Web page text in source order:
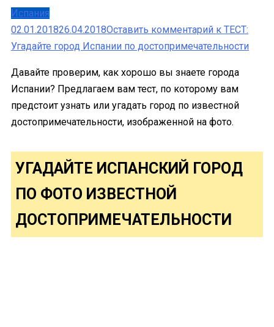
Испания
02.01.201826.04.2018Оставить комментарий к ТЕСТ:
Угадайте город Испании по достопримечательности
Давайте проверим, как хорошо вы знаете города
Испании? Предлагаем вам тест, по которому вам
предстоит узнать или угадать город по известной
достопримечательности, изображенной на фото.
УГАДАЙТЕ ИСПАНСКИЙ ГОРОД
ПО ФОТО ИЗВЕСТНОЙ
ДОСТОПРИМЕЧАТЕЛЬНОСТИ